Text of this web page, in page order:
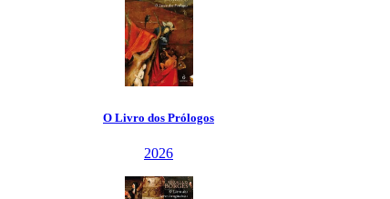
O Livro dos Prólogos
2026